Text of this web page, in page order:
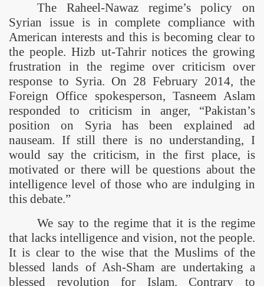
The Raheel-Nawaz regime’s policy on
Syrian issue is in complete compliance with
American interests and this is becoming clear to
the people. Hizb ut-Tahrir notices the growing
frustration in the regime over criticism over
response to Syria. On 28 February 2014, the
Foreign Office spokesperson, Tasneem Aslam
responded to criticism in anger, “Pakistan’s
position on Syriahas been explained ad
nauseam. If still there is no understanding, I
would say the criticism, in the first place, is
motivated or there will be questions about the
intelligence level of those who are indulging in
this debate.”
We say to the regime that it is the regime
that lacks intelligence and vision, not the people.
It is clear to the wise that the Muslims of the
blessed lands of Ash-Sham are undertaking a
blessed revolution for Islam. Contrary to